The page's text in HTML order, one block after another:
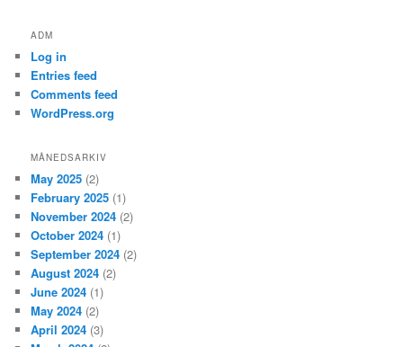
ADM
Log in
Entries feed
Comments feed
WordPress.org
MÅNEDSARKIV
May 2025 (2)
February 2025 (1)
November 2024 (2)
October 2024 (1)
September 2024 (2)
August 2024 (2)
June 2024 (1)
May 2024 (2)
April 2024 (3)